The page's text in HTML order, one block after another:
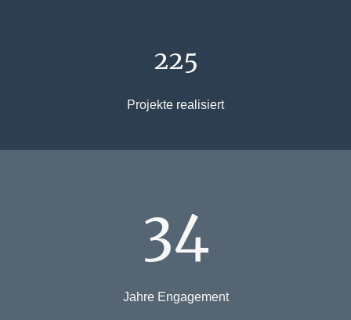
225
Projekte realisiert
34
Jahre Engagement